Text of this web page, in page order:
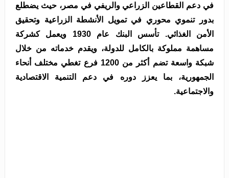
في دعم القطاعين الزراعي والريفي في مصر، حيث يضطلع
بدور تنموي محوري في تمويل الأنشطة الزراعية وتحقيق
الأمن الغذائي. تأسس البنك عام 1930 ويعمل كشركة
مساهمة مملوكة بالكامل للدولة، ويقدم خدماته من خلال
شبكة واسعة تضم أكثر من 1200 فرع تغطي مختلف أنحاء
الجمهورية، بما يعزز دوره في دعم التنمية الاقتصادية
والاجتماعية.